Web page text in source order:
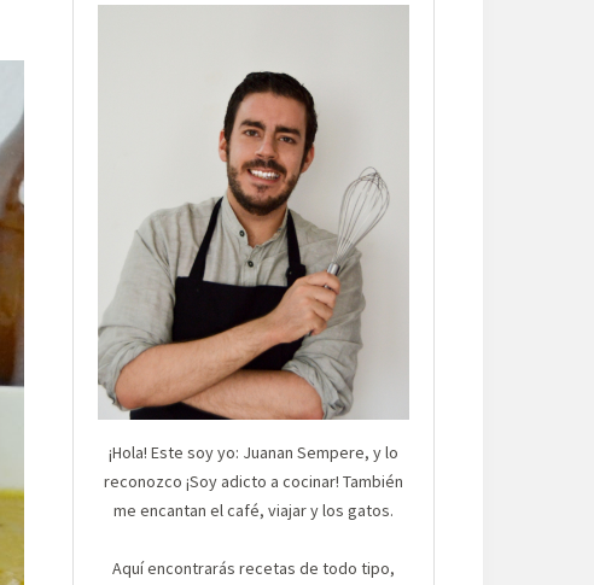
¡Hola! Este soy yo: Juanan Sempere, y lo
reconozco ¡Soy adicto a cocinar! También
me encantan el café, viajar y los gatos.
Aquí encontrarás recetas de todo tipo,